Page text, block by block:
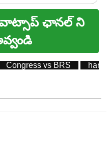
ఛానల్ ని
Congress vs BRS